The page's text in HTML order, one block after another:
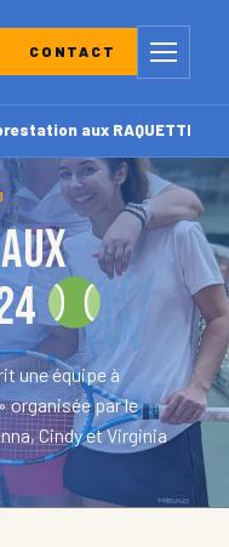
CONTACT Menu
aux RAQUETTES
une équipe à
organisée par le
Cindy et Virginia